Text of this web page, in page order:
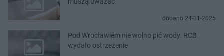
muszą uważać
dodano 24-11-2025
Pod Wrocławiem nie wolno pić wody. RCB
wydało ostrzeżenie